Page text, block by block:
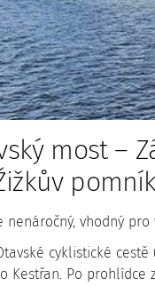
most –
vhodný
cyklistické
Kestřan. Po